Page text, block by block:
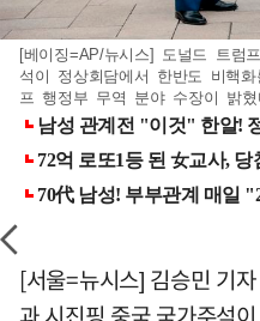
[베이징=AP/뉴시스] 도널드 트럼
석이 정상회담에서 한반도 비핵
프 행정부 무역 분야 수장이 밝
[서울=뉴시스] 김승민 기